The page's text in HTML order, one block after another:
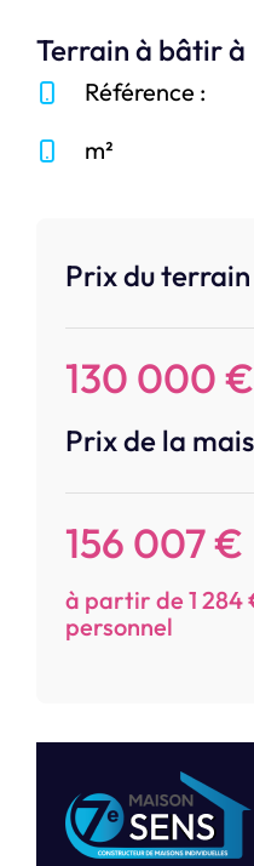
Prix du terrain
130 000 €
Prix de la
156 007 €
à partir de 1
personnel
Terrain à bâtir à
Référence :
m²